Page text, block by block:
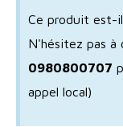
Ce produit est-
N'hésitez pas à
0980800707
appel local)